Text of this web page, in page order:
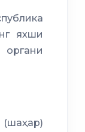
яхши
органи